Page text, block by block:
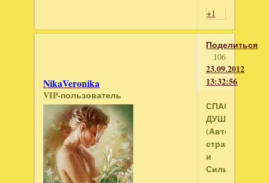
+1
Поделиться
106
23.09.2012
13:32:56
NikaVeronika
VIP-пользователь
СПАСЕННАЯ
ДУША
страсти
и
Сильвер)